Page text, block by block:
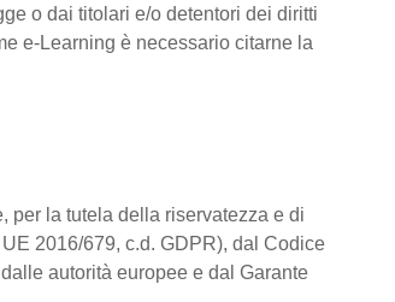
o dai titolari e/o detentori dei diritti
e-Learning è necessario citarne la
per la tutela della riservatezza e di
2016/679, c.d. GDPR), dal Codice
autorità europee e dal Garante